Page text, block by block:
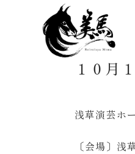
１０月
浅草演芸
１１
〔会場〕浅